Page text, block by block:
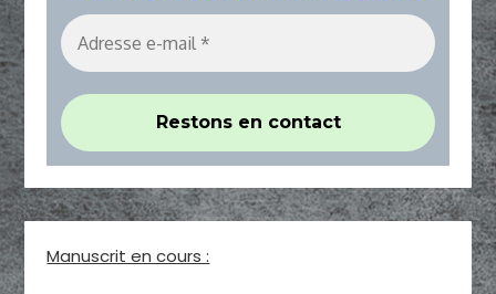
Manuscrit en cours :